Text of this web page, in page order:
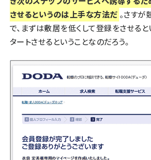
させるというのは上手な方法だ 。さす
で、まずは敷居を低くして登録をさせると
タートさせるということなのだろう。